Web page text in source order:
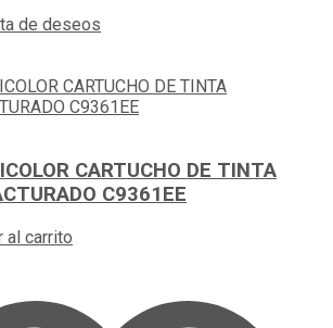
de deseos
CARTUCHO DE TINTA
C9361EE
al carrito